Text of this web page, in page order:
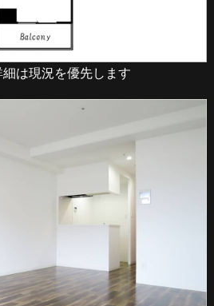
は現況を優先します